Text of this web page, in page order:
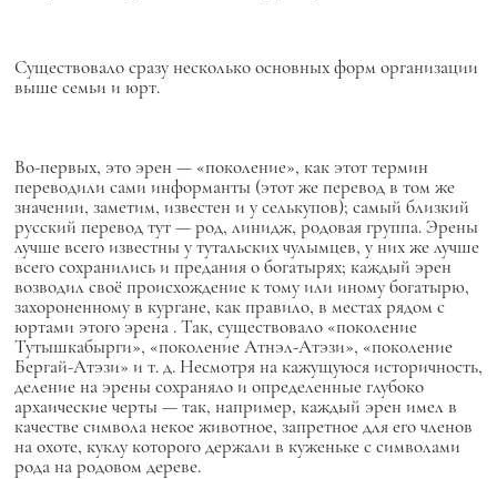
Существовало сразу несколько основных форм организации
выше семьи и юрт.
Во-первых, это эрен — «поколение», как этот термин
переводили сами информанты (этот же перевод в том же
значении, заметим, известен и у селькупов); самый близкий
русский перевод тут — род, линидж, родовая группа.Эрены
лучше всего известны у тутальских чулымцев, у них же лучше
всего сохранились и предания о богатырях; каждый эрен
возводил своё происхождение к тому или иному богатырю,
захороненному в кургане, как правило, в местах рядом с
юртами этого эрена . Так, существовало «поколение
Тутышкабырги», «поколение Атнэл-Атэзи», «поколение
Бергай-Атэзи» и т. д. Несмотря на кажущуюся историчность,
деление на эрены сохраняло и определенные глубоко
архаические черты — так, например, каждый эрен имел в
качестве символа некое животное, запретное для его членов
на охоте, куклу которого держали в куженьке с символами
рода на родовом дереве.